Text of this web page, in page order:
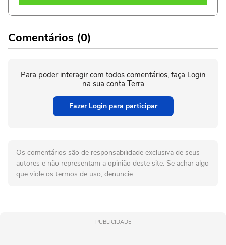
Comentários (0)
Para poder interagir com todos comentários, faça Login
na sua conta Terra
Fazer Login para participar
Os comentários são de responsabilidade exclusiva de seus
autores e não representam a opinião deste site. Se achar algo
que viole os termos de uso, denuncie.
PUBLICIDADE